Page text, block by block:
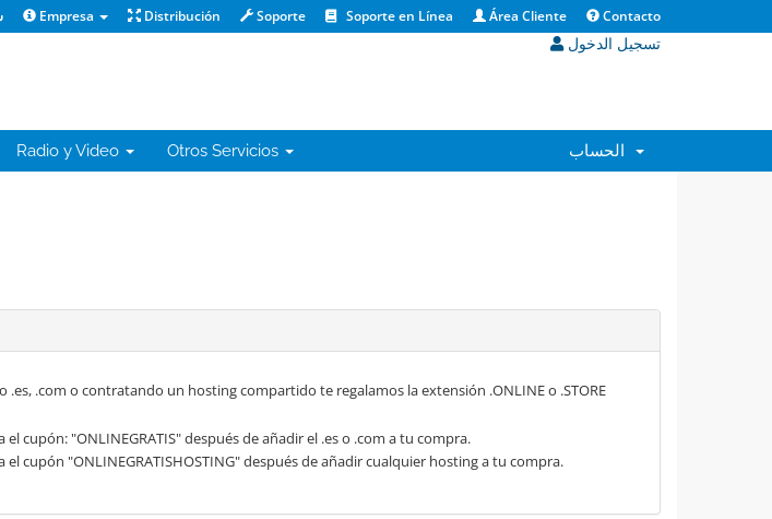
Empresa Distribución Soporte Soporte en Línea Área Cliente Contacto
تسجيل الدخول
Radio y Video Otros Servicios
.com o contratando un hosting compartido te regalamos la extensión .ONLINE o .STORE
cupón: "ONLINEGRATIS" después de añadir el .es o .com a tu compra.
cupón "ONLINEGRATISHOSTING" después de añadir cualquier hosting a tu compra.